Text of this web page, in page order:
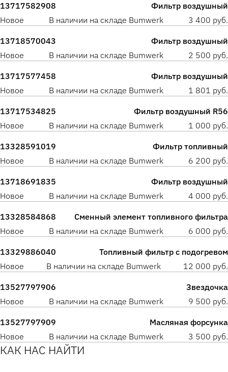
13717582908
Фильтр воздушный
Новое
В наличии на складе Bumwerk 3 400 руб.
13718570043
Фильтр воздушный
Новое
В наличии на складе Bumwerk 2 500 руб.
13717577458
Фильтр воздушный
Новое
В наличии на складе Bumwerk 1 801 руб.
13717534825
Фильтр воздушный R56
Новое
В наличии на складе Bumwerk 1 000 руб.
13328591019
Фильтр топливный
Новое
В наличии на складе Bumwerk 6 200 руб.
13718691835
Фильтр воздушный
Новое
В наличии на складе Bumwerk 4 000 руб.
13328584868
Сменный элемент топливного фильтра
Новое
В наличии на складе Bumwerk 6 000 руб.
13329886040
Топливный фильтр с подогревом
Новое
В наличии на складе Bumwerk 12 000 руб.
13527797906
Звездочка
Новое
В наличии на складе Bumwerk 9 500 руб.
13527797909
Масляная форсунка
Новое
В наличии на складе Bumwerk 3 500 руб.
КАК НАС НАЙТИ